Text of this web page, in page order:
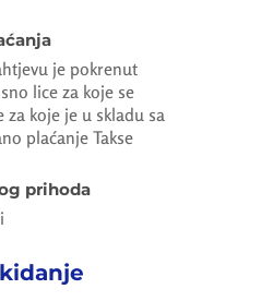
je pokrenut
lice za koje se
koje je u skladu sa
plaćanje Takse
prihoda